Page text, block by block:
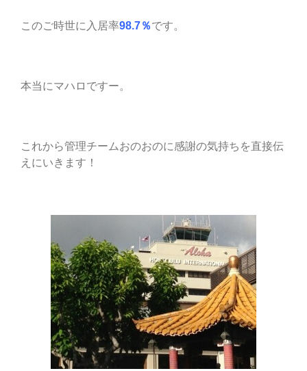
このご時世に入居率98.7％です。
本当にマハロですー。
これから管理チームおのおのに感謝の気持ちを直接伝
えにいきます！